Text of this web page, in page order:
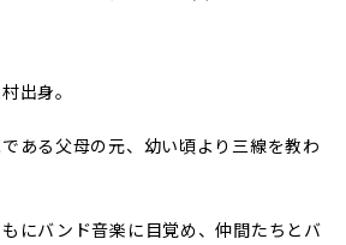
出身。
ある父母の元、幼い頃より三線を教わ
にバンド音楽に目覚め、仲間たちとバ